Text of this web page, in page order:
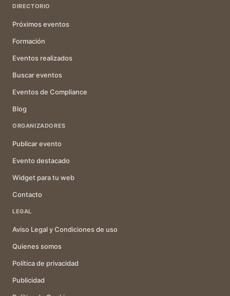
DIRECTORIO
Próximos eventos
Formación
Eventos realizados
Buscar eventos
Eventos de Compliance
Blog
ORGANIZADORES
Publicar evento
Evento destacado
Widget para tu web
Contacto
LEGAL
Aviso Legal y Condiciones de uso
Quienes somos
Política de privacidad
Publicidad